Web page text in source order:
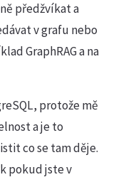
předžvíkat a
v grafu nebo
GraphRAG a na
protože mě
a je to
co se tam děje.
pokud jste v